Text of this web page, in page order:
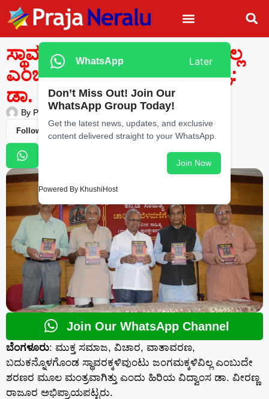
ಸ್ಥಾವರಕ್ಕಳಿವುಂಟು ಜಂಗಮಕ್ಕಳಿವಿಲ್ಲ
ಎಂಬುದೇ ಶರಣರ ಮೂಲ ಮಂತ್ರ:
ಡಾ. ವೀರಣ್ಣ ರಾಜೂರ
By Praja Neralu — December 14, 2025 -
Follow Us
Join Our WhatsApp Channel
ಬೆಂಗಳೂರು: ಮುಕ್ತ ಸಮಾಜ, ವಿಚಾರ, ವಾತಾವರಣ,
ಬದುಕನ್ನೊಳಗೊಂಡ ಸ್ಥಾವರಕ್ಕಳಿವುಂಟು ಜಂಗಮಕ್ಕಳಿವಿಲ್ಲ ಎಂಬುದೇ
ಶರಣರ ಮೂಲ ಮಂತ್ರವಾಗಿತ್ತು ಎಂದು ಹಿರಿಯ ವಿದ್ವಾಂಸ ಡಾ. ವೀರಣ್ಣ
ರಾಜೂರ ಅಭಿಪ್ರಾಯಪಟ್ಟರು.
WhatsApp Later
Don’t Miss Out! Join Our
WhatsApp Group Today!
Get the latest news, updates, and exclusive
content delivered straight to your WhatsApp.
Join Now
Powered By KhushiHost